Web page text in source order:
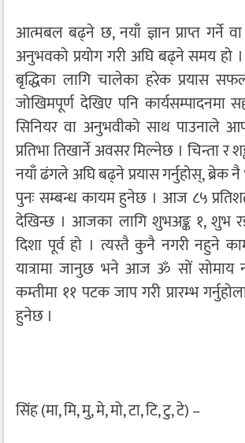
आत्मबल बढ्ने छ, नयाँ ज्ञान प्राप्त गर्ने
अनुभवको प्रयोग गरी अघि बढ्ने समय हो ।
बृद्धिका लागि चालेका हरेक प्रयास
जोखिमपूर्ण देखिए पनि
सिनियर वा अनुभवीको साथ पाउनाले
प्रतिभा तिखार्ने अवसर मिल्नेछ । चिन्ता र
नयाँ ढंगले अघि बढ्ने प्रयास गर्नुहोस्, ब्रेक
पुनः सम्बन्ध कायम हुनेछ । आज ८५
देखिन्छ । आजका लागि शुभअङ्क १, शुभ
दिशा पूर्व हो । त्यस्तै कुनै नगरी नहुने
यात्रामा जानुछ भने आज ॐ सों सोमाय
कम्तीमा ११ पटक जाप गरी प्रारम्भ
हुनेछ ।
सिंह (मा, मि, मु, मे, मो, टा, टि, टु, टे) –